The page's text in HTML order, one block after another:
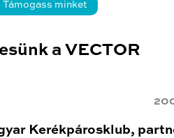
Támogass minket
a VECTOR
Kerékpárosklub,